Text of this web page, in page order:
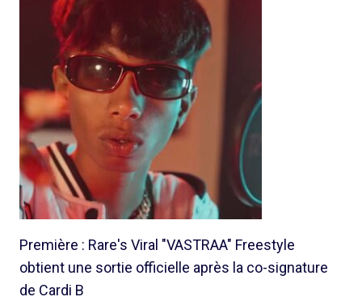
Première : Rare's Viral "VASTRAA" Freestyle
obtient une sortie officielle après la co-signature
de Cardi B